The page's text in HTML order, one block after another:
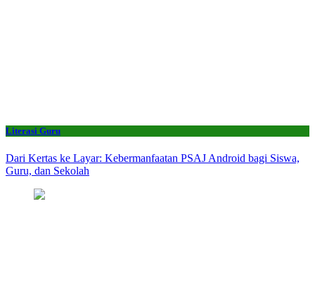
Literasi Guru
Dari Kertas ke Layar: Kebermanfaatan PSAJ Android bagi Siswa,
Guru, dan Sekolah